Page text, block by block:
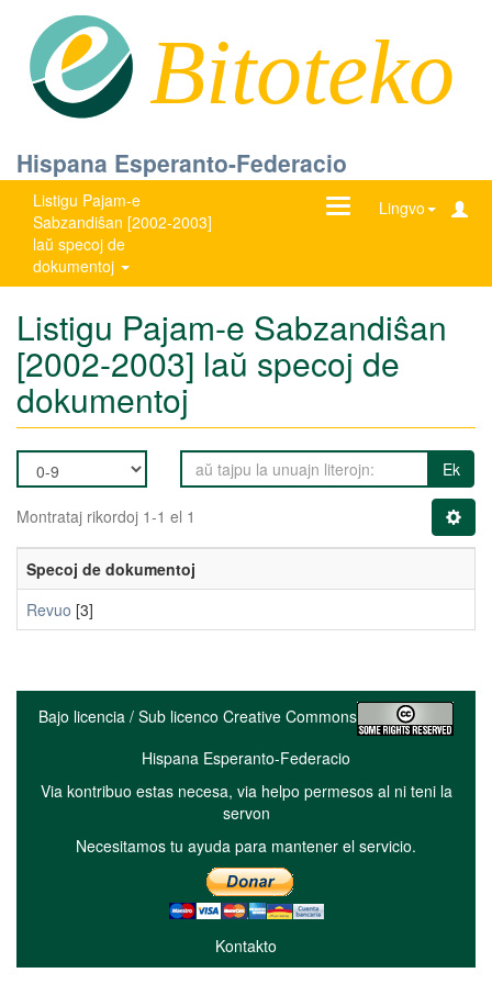
Bitoteko
Hispana Esperanto-Federacio
Listigu Pajam-e
Sabzandiŝan [2002-2003]
laŭ specoj de
dokumentoj
Lingvo
Ŝanĝu
Listigu Pajam-e Sabzandiŝan
[2002-2003] laŭ specoj de
dokumentoj
Ek
Montrataj rikordoj 1-1 el 1
Specoj de dokumentoj
Revuo [3]
Bajo licencia / Sub licenco Creative Commons
Hispana Esperanto-Federacio
Via kontribuo estas necesa, via helpo permesos al ni teni la
servon
Necesitamos tu ayuda para mantener el servicio.
Kontakto